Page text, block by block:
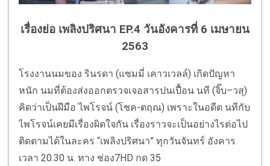
เรื่องย่อ เพลิงปริศนา EP.4 วันอังคารที่ 6 เมษายน
2563
โรงงานนมของ รินรดา (แซมมี่ เคาวเวลล์) เกิดปัญหา
หนัก นมที่ต้องส่งออกตรวจเจอสารปนเปื้อน นที (จิ๊บ–วสุ)
คิดว่าเป็นฝีมือ ไพโรจน์ (โชค-ตฤณ) เพราะในอดีต นทีกับ
ไพโรจน์เคยมีเรื่องผิดใจกัน เรื่องราวจะเป็นอย่างไรต่อไป
ติดตามได้ในละคร “เพลิงปริศนา” ทุกวันจันทร์ อังคาร
เวลา 20.30 น. ทาง ช่อง7HD กด 35